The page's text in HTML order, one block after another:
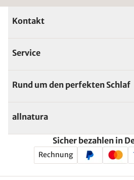
Kontakt
Service
Rund um den perfekten Schlaf
allnatura
Sicher bezahlen in
Rechnung